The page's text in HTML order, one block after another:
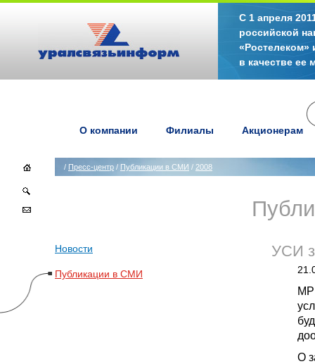
С 1 апреля
российской
«Ростелеком»
в качестве ее
О компании Филиалы Акционерам
/ Пресс-центр / Публикации в СМИ / 2008
Новости
Публикации в СМИ
УСИ
О